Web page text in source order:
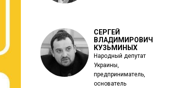
СЕРГЕЙ
ВЛАДИМИРОВИЧ
КУЗЬМИНЫХ
Народный депутат
Украины,
предприниматель,
основатель